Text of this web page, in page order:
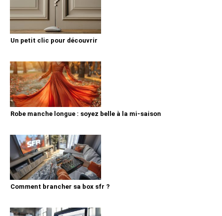
Un petit clic pour découvrir
Robe manche longue : soyez belle à la mi-saison
Comment brancher sa box sfr ?